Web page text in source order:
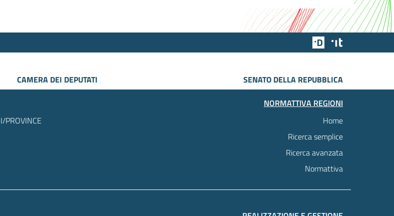
Team Digitale
CAMERA DEI DEPUTATI
SENATO DELLA REPUBBLICA
PROVINCE
NORMATTIVA REGIONI
Home
Ricerca semplice
Ricerca avanzata
Normattiva